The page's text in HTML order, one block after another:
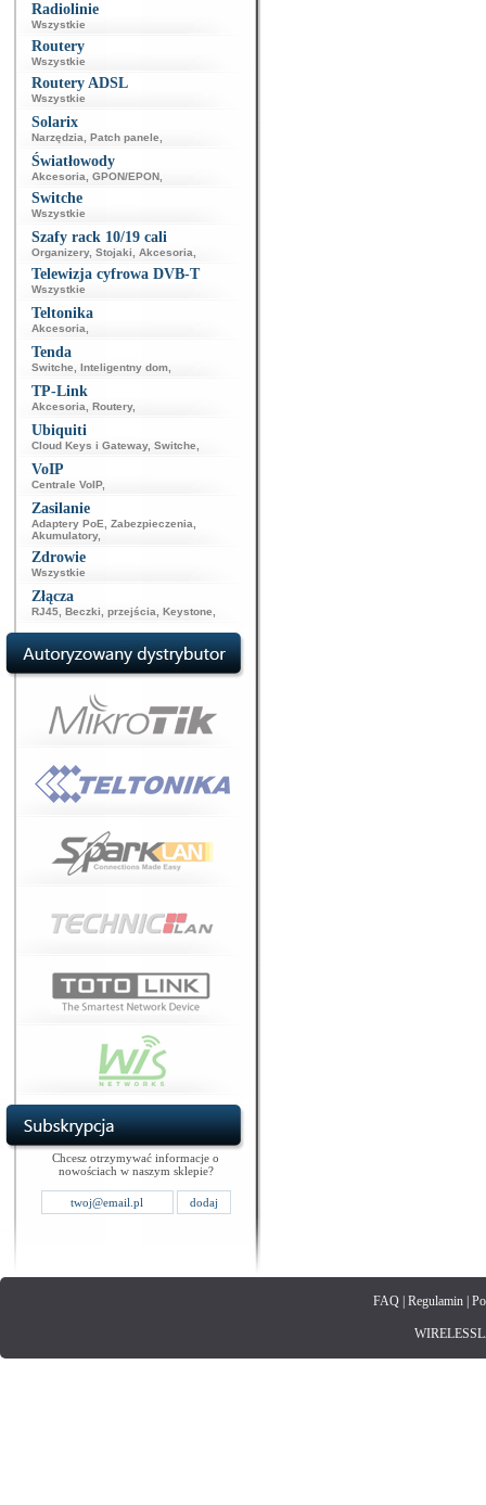
Radiolinie
Wszystkie
Routery
Wszystkie
Routery ADSL
Wszystkie
Solarix
Narzędzia Patch panele
Światłowody
Akcesoria GPON/EPON
Switche
Wszystkie
Szafy rack 10/19 cali
Organizery, Stojaki Akcesoria
Telewizja cyfrowa DVB-T
Wszystkie
Teltonika
Akcesoria
Tenda
Switche Inteligentny dom
TP-Link
Akcesoria Routery,
Ubiquiti
Cloud Keys i Gateway, Switche
VoIP
Centrale VoIP,
Zasilanie
Adaptery PoE Zabezpieczenia
Akumulatory,
Zdrowie
Wszystkie
Złącza
RJ45 Beczki, przejścia Keystone
Chcesz otrzymywać informacje o
nowościach w naszym sklepie?
FAQ| Regulamin|